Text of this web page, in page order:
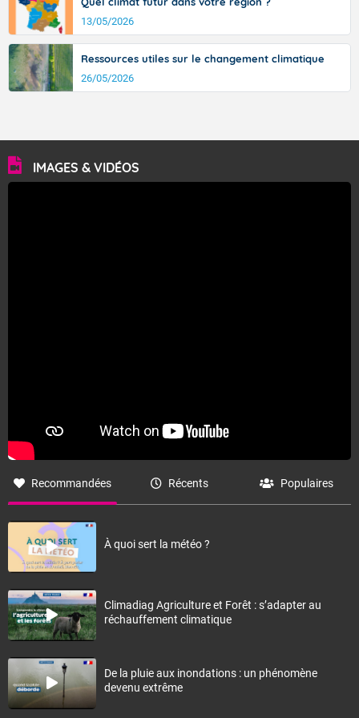
13/05/2026
Ressources utiles sur le changement climatique
26/05/2026
IMAGES & VIDÉOS
Recommandées Récents Populaires
À quoi sert la météo ?
Climadiag Agriculture et Forêt : s’adapter au
réchauffement climatique
De la pluie aux inondations : un phénomène
devenu extrême